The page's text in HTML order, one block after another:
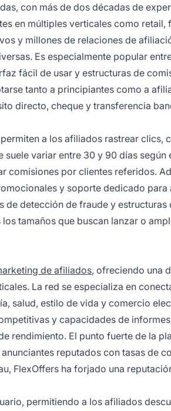
con más de dos décadas de
en múltiples verticales como retail,
y millones de relaciones de
Es especialmente popular
fácil de usar y estructuras de
tanto a principiantes como a
directo, cheque y transferencia
a los afiliados rastrear clics,
suele variar entre 30 y 90 días según
comisiones por clientes referidos.
y soporte dedicado para
de detección de fraude y estructuras
tamaños que buscan lanzar o
de afiliados, ofreciendo una
La red se especializa en
salud, estilo de vida y comercio
y capacidades de
rendimiento. El punto fuerte de la
reputados con tasas de
FlexOffers ha forjado una
permitiendo a los afiliados